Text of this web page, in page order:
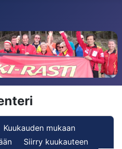
Kuukauden mukaan
Siirry kuukauteen